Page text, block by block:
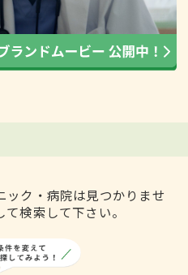
ク・病院は見つかりませ
検索して下さい。